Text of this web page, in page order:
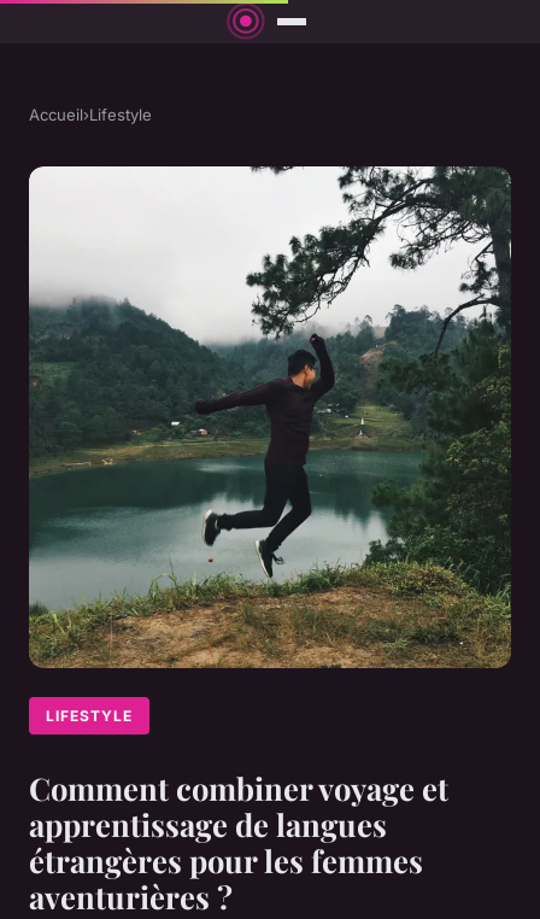
Accueil›Lifestyle
LIFESTYLE
Comment combiner voyage et
apprentissage de langues
étrangères pour les femmes
aventurières ?